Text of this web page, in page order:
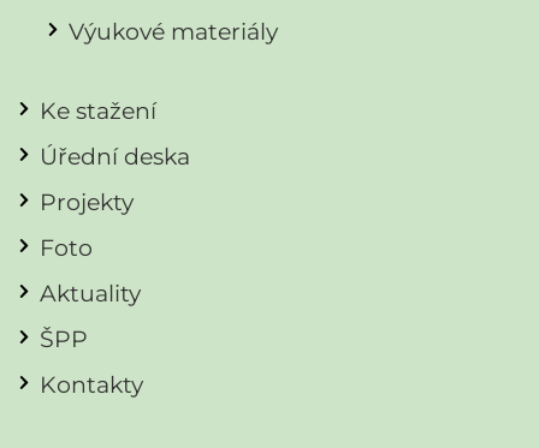
Výukové materiály
Ke stažení
Úřední deska
Projekty
Foto
Aktuality
ŠPP
Kontakty